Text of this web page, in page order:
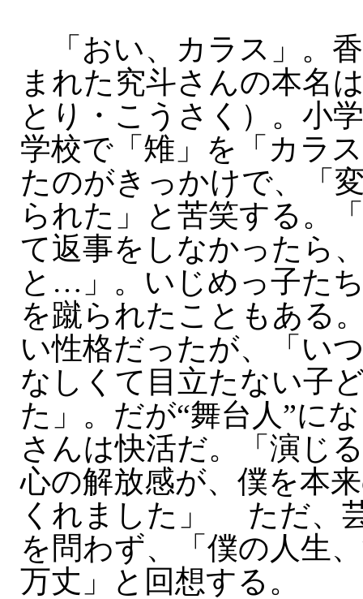
「おい、カラス」。
まれた究斗さんの本名
とり・こうさく）。小
学校で「雉」を「カラ
たのがきっかけで、「
られた」と苦笑する。
て返事をしなかったら
と…」。いじめっ子た
を蹴られたこともある
い性格だったが、「い
なしくて目立たない子
た」。だが“舞台人”に
さんは快活だ。「演じ
心の解放感が、僕を本
くれました」 ただ、
を問わず、「僕の人生
万丈」と回想する。